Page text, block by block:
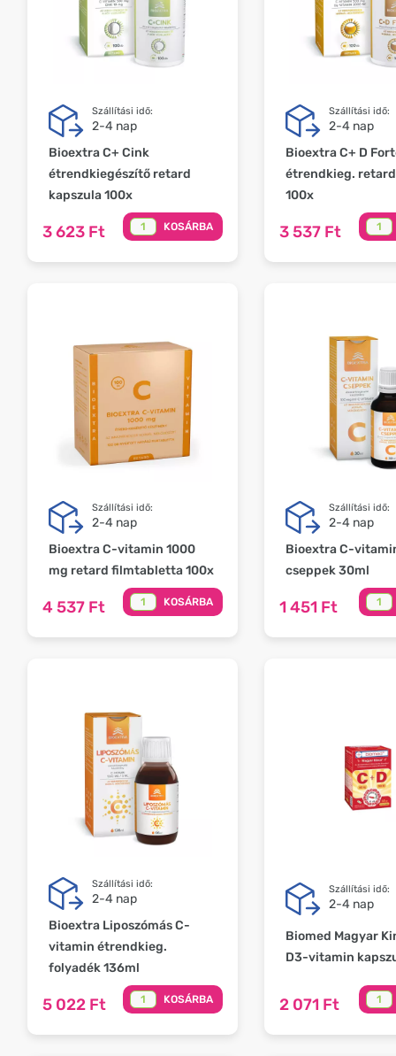
Szállítási idő:
2-4 nap
Bioextra C+ Cink
étrendkiegészítő retard
kapszula 100x
3 623 Ft KOSÁRBA
Szállítási idő:
2-4 nap
Bioextra C+ D
étrendkieg.
100x
3 537 Ft
Szállítási idő:
2-4 nap
Bioextra C-vitamin 1000
mg retard filmtabletta 100x
4 537 Ft KOSÁRBA
Szállítási idő:
2-4 nap
Bioextra C-
cseppek 30ml
1 451 Ft
Szállítási idő:
2-4 nap
Bioextra Liposzómás C-
vitamin étrendkieg.
folyadék 136ml
5 022 Ft KOSÁRBA
Szállítási idő:
2-4 nap
Biomed Magyar
D3-vitamin
2 071 Ft